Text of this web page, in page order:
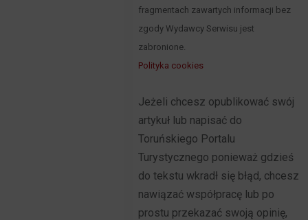
fragmentach zawartych informacji bez
zgody Wydawcy Serwisu jest
zabronione.
Polityka cookies
Jeżeli chcesz opublikować swój
artykuł lub napisać do
Toruńskiego Portalu
Turystycznego ponieważ gdzieś
do tekstu wkradł się błąd, chcesz
nawiązać współpracę lub po
prostu przekazać swoją opinię,